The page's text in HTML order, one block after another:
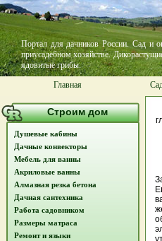
Портал для дачников России. Сад и
приусадебном хозяйстве.
ядовитые грибы.
Главная
Строим дом
Душевые кабины
Дачные конвекторы
Мебель для ванны
Акриловые ванны
Алмазная резка бетона
Дачная сантехника
Работа садовником
Размеры матраса
Ремонт и языки